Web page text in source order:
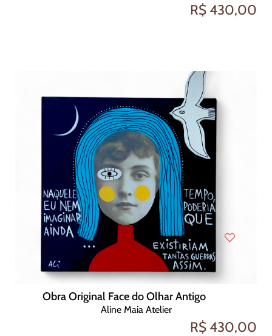
R$ 430,00
Obra Original Face do Olhar Antigo
Aline Maia Atelier
R$ 430,00